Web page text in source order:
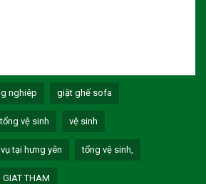
nghiêp giặt ghế sofa
tổng vệ sinh vệ sinh
tại hưng yên tổng vệ sinh,
GIAT THAM